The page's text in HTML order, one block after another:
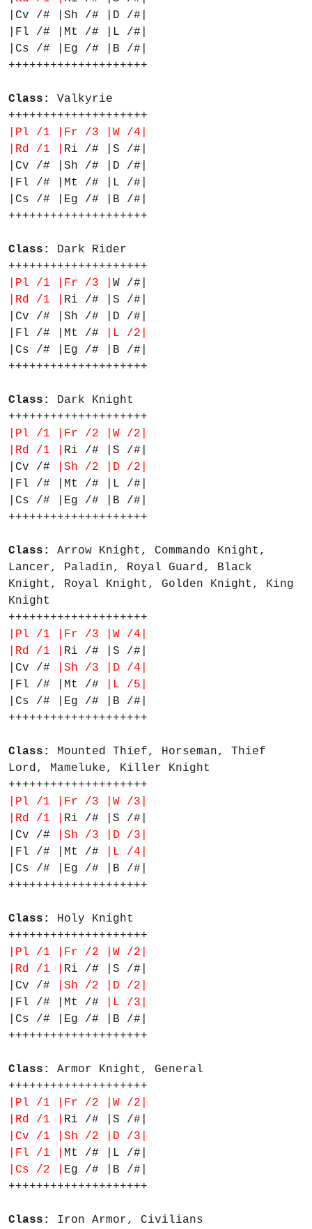
|Cv /# |Sh /# |D /#|
|Fl /# |Mt /# |L /#|
|Cs /# |Eg /# |B /#|
++++++++++++++++++++
Class:
Valkyrie
++++++++++++++++++++
|Pl /1 |Fr /3 |W /4|
|Rd /1 | Ri /# |S /#|
|Cv /# |Sh /# |D /#|
|Fl /# |Mt /# |L /#|
|Cs /# |Eg /# |B /#|
++++++++++++++++++++
Class:
Dark Rider
++++++++++++++++++++
|Pl /1 |Fr /3 | W /#|
|Rd /1 | Ri /# |S /#|
|Cv /# |Sh /# |D /#|
|Fl /# |Mt /#
|L /2|
|Cs /# |Eg /# |B /#|
++++++++++++++++++++
Class:
Dark Knight
++++++++++++++++++++
|Pl /1 |Fr /2 |W /2|
|Rd /1 | Ri /# |S /#|
|Cv /#
|Sh /2 |D /2|
|Fl /# |Mt /# |L /#|
|Cs /# |Eg /# |B /#|
++++++++++++++++++++
Class:
Arrow Knight, Commando Knight,
Lancer, Paladin, Royal Guard, Black
Knight, Royal Knight, Golden Knight, King
Knight
++++++++++++++++++++
|Pl /1 |Fr /3 |W /4|
|Rd /1 | Ri /# |S /#|
|Cv /#
|Sh /3 |D /4|
|Fl /# |Mt /#
|L /5|
|Cs /# |Eg /# |B /#|
++++++++++++++++++++
Class:
Mounted Thief, Horseman, Thief
Lord, Mameluke, Killer Knight
++++++++++++++++++++
|Pl /1 |Fr /3 |W /3|
|Rd /1 | Ri /# |S /#|
|Cv /#
|Sh /3 |D /3|
|Fl /# |Mt /#
|L /4|
|Cs /# |Eg /# |B /#|
++++++++++++++++++++
Class:
Holy Knight
++++++++++++++++++++
|Pl /1 |Fr /2 |W /2|
|Rd /1 | Ri /# |S /#|
|Cv /#
|Sh /2 |D /2|
|Fl /# |Mt /#
|L /3|
|Cs /# |Eg /# |B /#|
++++++++++++++++++++
Class:
Armor Knight, General
++++++++++++++++++++
|Pl /1 |Fr /2 |W /2|
|Rd /1 | Ri /# |S /#|
|Cv /1 |Sh /2 |D /3|
|Fl /1 | Mt /# |L /#|
|Cs /2 | Eg /# |B /#|
++++++++++++++++++++
Class:
Iron Armor, Civilians